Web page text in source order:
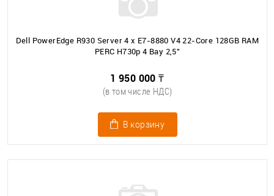
Dell PowerEdge R930 Server 4 x E7-8880 V4 22-Core 128GB RAM
PERC H730p 4 Bay 2,5"
1 950 000 ₸
(в том числе НДС)
В корзину